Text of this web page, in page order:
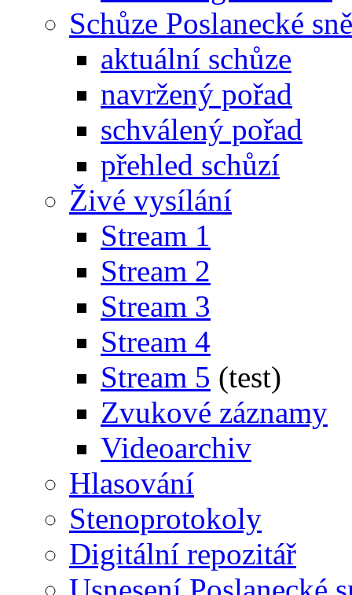
Schůze Poslanecké
aktuální schůze
navržený pořad
schválený pořad
přehled schůzí
Živé vysílání
Stream 1
Stream 2
Stream 3
Stream 4
Stream 5 (test)
Zvukové záznamy
Videoarchiv
Hlasování
Stenoprotokoly
Digitální repozitář